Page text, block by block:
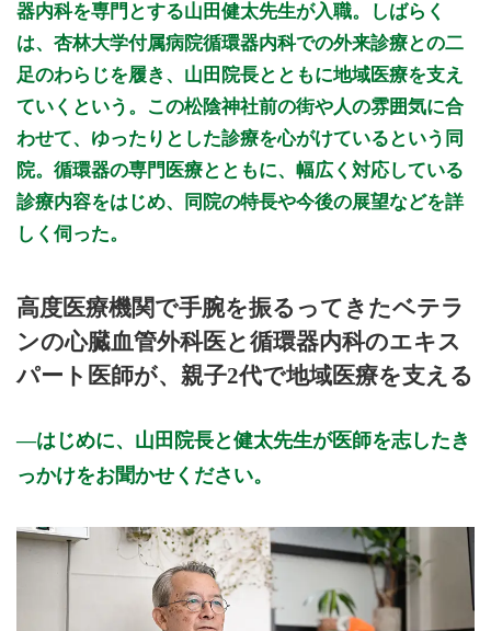
公式HPはこちら
器内科を専門とする山田健太先生が入職。しばらく
は、杏林大学付属病院循環器内科での外来診療との二
足のわらじを履き、山田院長とともに地域医療を支え
ていくという。この松陰神社前の街や人の雰囲気に合
わせて、ゆったりとした診療を心がけているという同
院。循環器の専門医療とともに、幅広く対応している
診療内容をはじめ、同院の特長や今後の展望などを詳
しく伺った。
高度医療機関で手腕を振るってきたベテラ
ンの心臓血管外科医と循環器内科のエキス
パート医師が、親子2代で地域医療を支える
はじめに、山田院長と健太先生が医師を志したき
っかけをお聞かせください。